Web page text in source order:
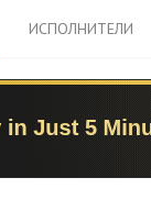
ИСПОЛНИТЕЛИ